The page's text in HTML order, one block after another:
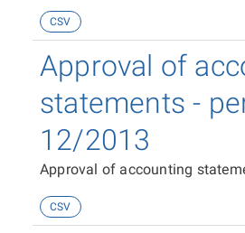
CSV
Approval of
statements -
12/2013
Approval of accounting
CSV